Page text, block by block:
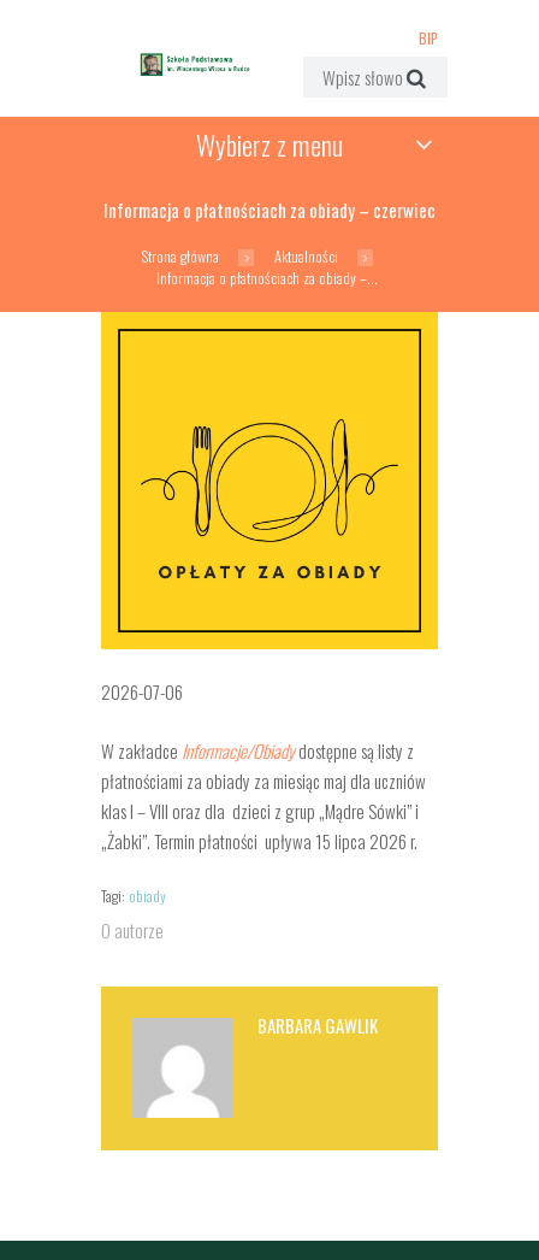
BIP
Wybierz z menu
Informacja o płatnościach za obiady – czerwiec
Strona główna
Aktualności
Informacja o płatnościach za obiady –...
2026-07-06
W zakładce Informacje/Obiadydostępne są listy z
płatnościami za obiady za miesiąc maj dla uczniów
klas I – VIII oraz dla dzieci z grup „Mądre Sówki” i
„Żabki”. Termin płatności upływa 15 lipca 2026 r.
Tagi: obiady
O autorze
BARBARA GAWLIK